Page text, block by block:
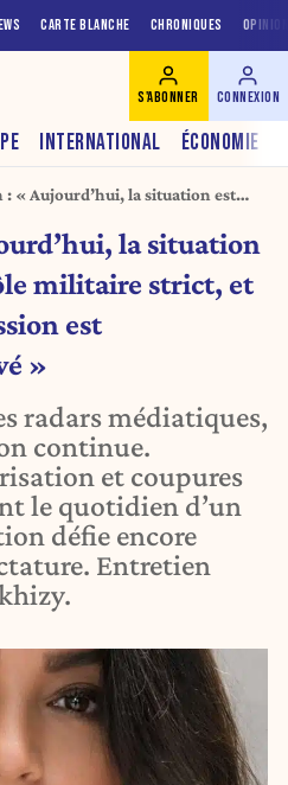
CARTE BLANCHE CHRONIQUES
INTERNATIONAL ÉCONOMIE
S'ABONNER CONNEXION
: « Aujourd’hui, la situation est
d’oppression est extrêmement
»
la situation
militaire strict, et
est
»
radars médiatiques,
continue.
et coupures
le quotidien d’un
défie encore
Entretien